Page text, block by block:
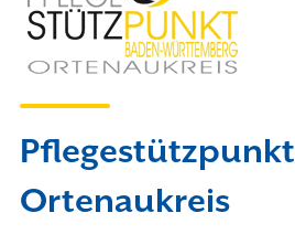
Aktuelles
Kontakt
Pflegestützpunkt
Ortenaukreis